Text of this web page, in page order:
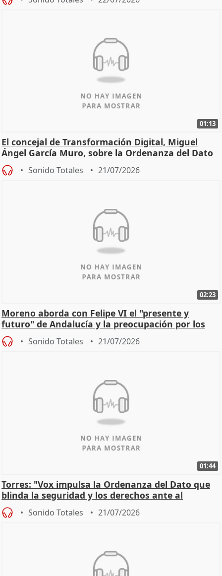
01:13
El concejal de Transformación Digital, Miguel
Ángel García Muro, sobre la Ordenanza del Dato
Sonido Totales 21/07/2026
02:23
Moreno aborda con Felipe VI el "presente y
futuro" de Andalucía y la preocupación por los
incendios
Sonido Totales 21/07/2026
01:44
Torres: "Vox impulsa la Ordenanza del Dato que
blinda la seguridad y los derechos ante al
control"
Sonido Totales 21/07/2026